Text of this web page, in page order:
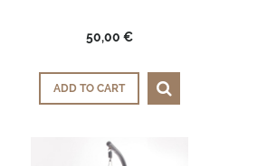
50,00 €
ADD TO CART